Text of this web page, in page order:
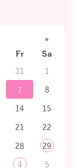
»
Fr
Sa
31
1
7
8
14
15
21
22
28
29
4 5